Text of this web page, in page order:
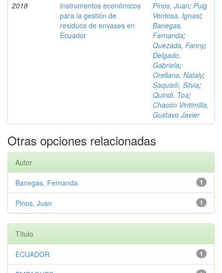
2018
Instrumentos económicos
para la gestión de
residuos de envases en
Ecuador
Pinos, Juan; Puig
Ventosa, Ignasi;
Banegas,
Fernanda;
Quezada, Fanny;
Delgado,
Gabriela;
Orellana, Nataly;
Saquisilí, Silvia;
Quindi, Toa;
Chacón Vintimilla,
Gustavo Javier
Otras opciones relacionadas
Autor
1
Banegas, Fernanda
1
Pinos, Juan
Título
1
ECUADOR